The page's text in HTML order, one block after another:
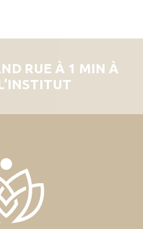
RUE À 1 MIN À